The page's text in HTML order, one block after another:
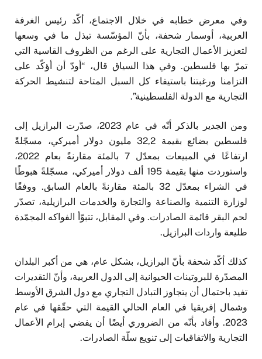
وفي معرض خطابه في خلال الاجتماع، أكّد رئيس الغرفة
العربية، أوسمار شحفة، بأنّ المؤسّسة تبذل ما في وسعها
لتعزيز الأعمال التجارية على الرغم من الظروف القاسية التي
تمرّ بها فلسطين. وفي هذا السياق قال، “أودّ أن أؤكّد على
التزامنا ورغبتنا باستيفاء كل السبل المتاحة لتنشيط الحركة
التجارية مع الدولة الفلسطينية”.
ومن الجدير بالذكر أنّه في عام 2023، صدّرت البرازيل إلى
فلسطين بضائع بقيمة 32,2 مليون دولار أميركي، مسجّلةً
ارتفاعًا في المبيعات بمعدّل 7 بالمئة مقارنةً بعام 2022،
واستوردت منها بقيمة 195 ألف دولار أميركي، مسجّلةً هبوطًا
في الشراء بمعدّل 32 بالمئة مقارنةً بالعام السابق. ووفقًا
لوزارة التنمية والصناعة والتجارة والخدمات البرازيلية، تصدّر
لحم البقر قائمة الصادرات. وفي المقابل، تتبوّأ الفواكه المجمّدة
طليعة واردات البرازيل.
كذلك أكّد شحفة بأنّ البرازيل، بشكل عام، هي من أكبر البلدان
المصدّرة للبروتينات الحيوانية إلى الدول العربية، وأنّ التقديرات
تفيد باحتمال أن يتجاوز التبادل التجاري مع دول الشرق الأوسط
وشمال إفريقيا في العام الحالي القيمة التي حقّقها في عام
2023. وأفاد بأنّه من الضروري أيضًا أن يفضي إبرام الأعمال
التجارية والاتفاقيات إلى تنويع سلّة الصادرات.